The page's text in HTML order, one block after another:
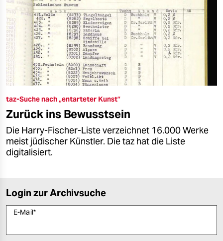
taz-Suche nach „entarteter Kunst”
Zurück ins Bewusstsein
Die Harry-Fischer-Liste verzeichnet 16.000 Werke
meist jüdischer Künstler. Die taz hat die Liste
digitalisiert.
Login zur Archivsuche
E-Mail*